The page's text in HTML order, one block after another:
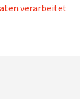
verarbeitet